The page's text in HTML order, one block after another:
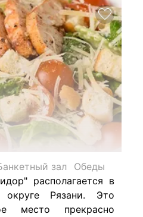
зал
Обеды
располагается в
округе Рязани. Это
место прекрасно